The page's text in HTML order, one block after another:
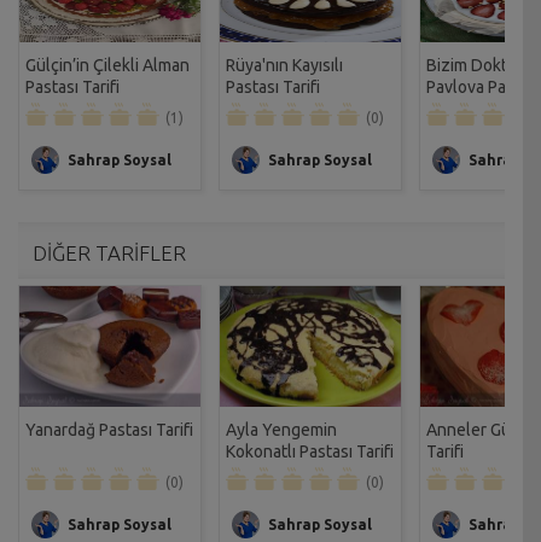
Gülçin’in Çilekli Alman
Pastası Tarifi
(1)
Sahrap Soysal
Rüya'nın Kayısılı
Pastası Tarifi
(0)
Sahrap Soysal
Bizim Doktorun
Pavlova
Sahrap
DİĞER TARİFLER
Yanardağ Pastası Tarifi
(0)
Sahrap Soysal
Ayla Yengemin
Kokonatlı Pastası Tarifi
(0)
Sahrap Soysal
Anneler Günü
Tarifi
Sahrap